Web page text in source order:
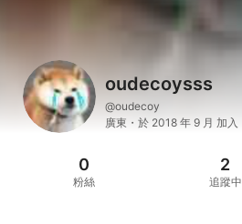
oudecoysss
@oudecoy
廣東・於 2018 年 9 月 加入
0
粉絲
2
追蹤中